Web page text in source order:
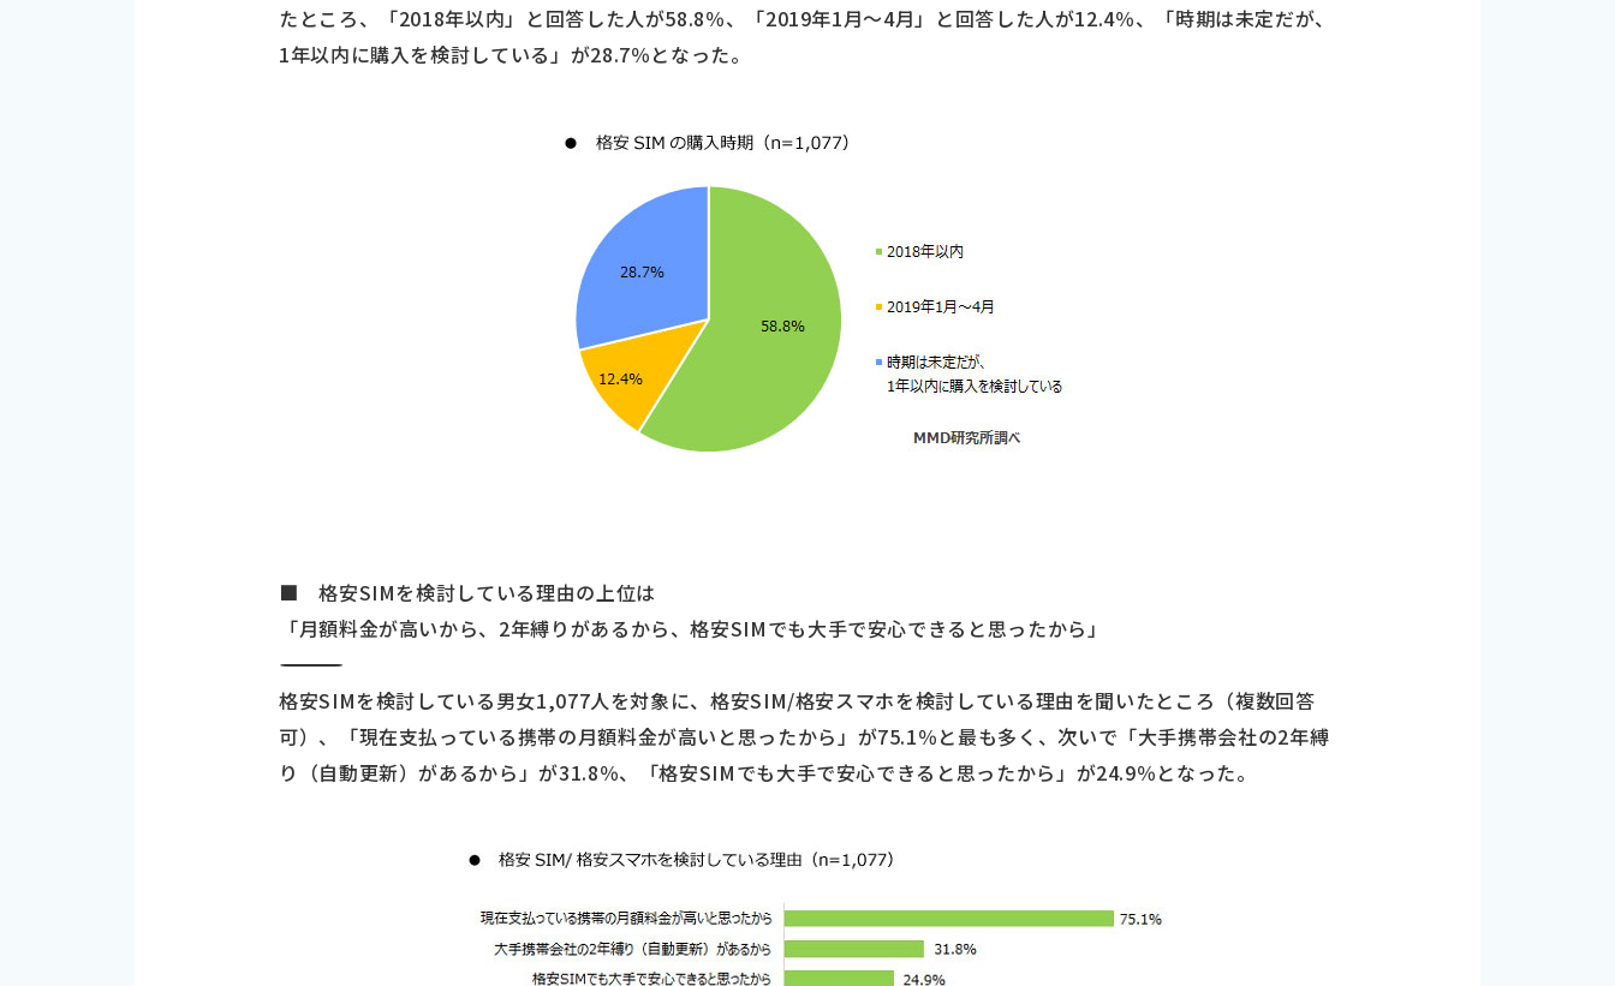
たところ、「2018年以内」と回答した人が58.8％、「2019年1月～4月」と回答した人が12.4％、「時期は未定だが、
1年以内に購入を検討している」が28.7％となった。
■ 格安SIMを検討している理由の上位は
「月額料金が高いから、2年縛りがあるから、格安SIMでも大手で安心できると思ったから」
―――――――――――――――――――――――――――――――――――
格安SIMを検討している男女1,077人を対象に、格安SIM/格安スマホを検討している理由を聞いたところ（複数回答
可）、「現在支払っている携帯の月額料金が高いと思ったから」が75.1％と最も多く、次いで「大手携帯会社の2年縛
り（自動更新）があるから」が31.8％、「格安SIMでも大手で安心できると思ったから」が24.9％となった。